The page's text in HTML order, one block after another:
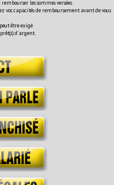
les sommes versées.
vos capacités de remboursement avant de vous
être exigé
d´argent.